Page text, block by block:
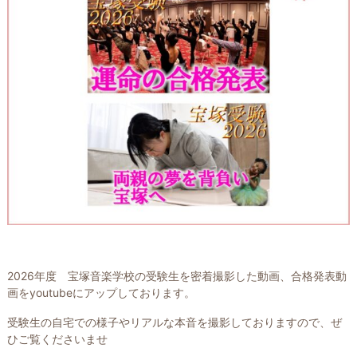
2026年度 宝塚音楽学校の受験生を密着撮影した動画、合格発表動
画をyoutubeにアップしております。
受験生の自宅での様子やリアルな本音を撮影しておりますので、ぜ
ひご覧くださいませ